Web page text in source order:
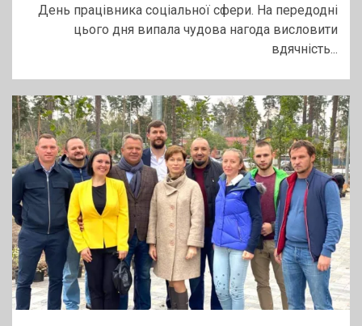
День працівника соціальної сфери. На передодні
цього дня випала чудова нагода висловити
вдячність...